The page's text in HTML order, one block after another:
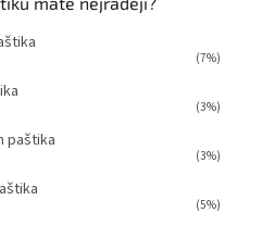
(7%)
(3%)
paštika
(3%)
(5%)